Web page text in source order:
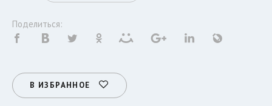
Поделиться:
В ИЗБРАННОЕ